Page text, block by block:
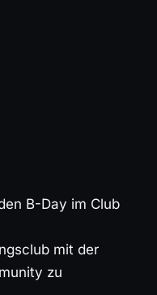
B-Day im Club
mit der
zu